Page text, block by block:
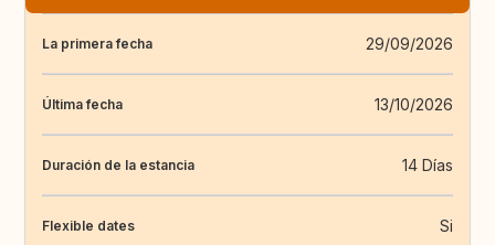
La primera fecha 29/09/2026
Última fecha 13/10/2026
Duración de la estancia 14 Días
Flexible dates Si